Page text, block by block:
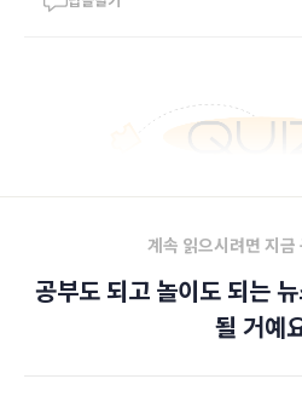
계속 읽으시려면 지
공부도 되고 놀이도 되는
될 거예